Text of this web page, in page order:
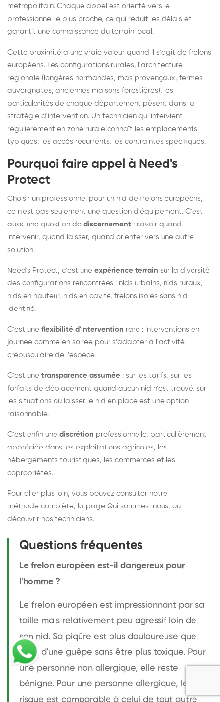
métropolitain. Chaque appel est orienté vers le
professionnel le plus proche, ce qui réduit les délais et
garantit une connaissance du terrain local.
Cette proximité a une vraie valeur quand il s'agit de frelons
européens. Les configurations rurales, l'architecture
régionale (longères normandes, mas provençaux, fermes
auvergnates, anciennes maisons forestières), les
particularités de chaque département pèsent dans la
stratégie d'intervention. Un technicien qui intervient
régulièrement en zone rurale connaît les emplacements
typiques, les accès récurrents, les contraintes spécifiques.
Pourquoi faire appel à Need's
Protect
Choisir un professionnel pour un nid de frelons européens,
ce n'est pas seulement une question d'équipement. C'est
aussi une question de discernement : savoir quand
intervenir, quand laisser, quand orienter vers une autre
solution.
Need's Protect, c'est une expérience terrain sur la diversité
des configurations rencontrées : nids urbains, nids ruraux,
nids en hauteur, nids en cavité, frelons isolés sans nid
identifié.
C'est une flexibilité d'intervention rare : interventions en
journée comme en soirée pour s'adapter à l'activité
crépusculaire de l'espèce.
C'est une transparence assumée : sur les tarifs, sur les
forfaits de déplacement quand aucun nid n'est trouvé, sur
les situations où laisser le nid en place est une option
raisonnable.
C'est enfin une discrétion professionnelle, particulièrement
appréciée dans les exploitations agricoles, les
hébergements touristiques, les commerces et les
copropriétés.
Pour aller plus loin, vous pouvez consulter notre
méthode complète, la page Qui sommes-nous, ou
découvrir nos techniciens.
Questions fréquentes
Le frelon européen est-il dangereux pour
l'homme ?
Le frelon européen est impressionnant par sa
taille mais relativement peu agressif loin de
son nid. Sa piqûre est plus douloureuse que
celle d'une guêpe sans être plus toxique. Pour
une personne non allergique, elle reste
bénigne. Pour une personne allergique, le
risque est comparable à celui de tout autre